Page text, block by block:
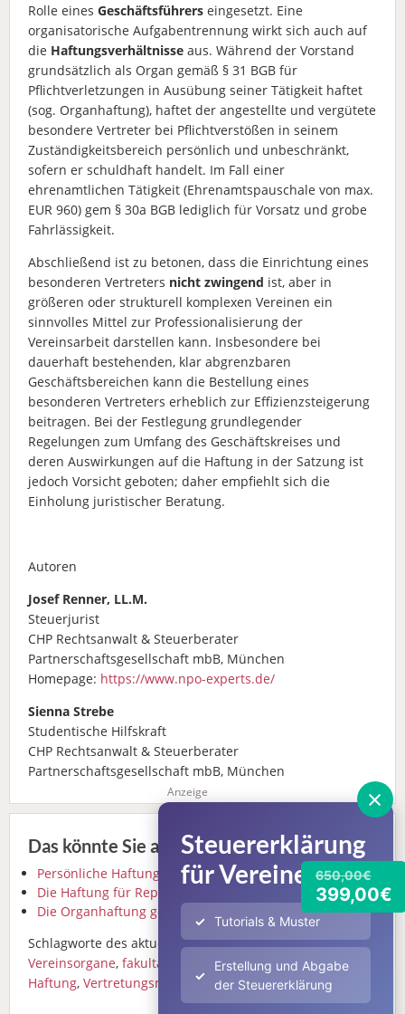
×
Anzeige
650,00€
399,00€
Steuererklärung
für Vereine
Tutorials & Muster
Erstellung und Abgabe
der Steuererklärung
Rolle eines Geschäftsführers eingesetzt. Eine
organisatorische Aufgabentrennung wirkt sich auch auf
die Haftungsverhältnisse aus. Während der Vorstand
grundsätzlich als Organ gemäß § 31 BGB für
Pflichtverletzungen in Ausübung seiner Tätigkeit haftet
(sog. Organhaftung), haftet der angestellte und vergütete
besondere Vertreter bei Pflichtverstößen in seinem
Zuständigkeitsbereich persönlich und unbeschränkt,
sofern er schuldhaft handelt. Im Fall einer
ehrenamtlichen Tätigkeit (Ehrenamtspauschale von max.
EUR 960) gem § 30a BGB lediglich für Vorsatz und grobe
Fahrlässigkeit.
Abschließend ist zu betonen, dass die Einrichtung eines
besonderen Vertreters nicht zwingend ist, aber in
größeren oder strukturell komplexen Vereinen ein
sinnvolles Mittel zur Professionalisierung der
Vereinsarbeit darstellen kann. Insbesondere bei
dauerhaft bestehenden, klar abgrenzbaren
Geschäftsbereichen kann die Bestellung eines
besonderen Vertreters erheblich zur Effizienzsteigerung
beitragen. Bei der Festlegung grundlegender
Regelungen zum Umfang des Geschäftskreises und
deren Auswirkungen auf die Haftung in der Satzung ist
jedoch Vorsicht geboten; daher empfiehlt sich die
Einholung juristischer Beratung.
Autoren
Josef Renner, LL.M.
Steuerjurist
CHP Rechtsanwalt & Steuerberater
Partnerschaftsgesellschaft mbB, München
Homepage: https://www.npo-experts.de/
Sienna Strebe
Studentische Hilfskraft
CHP Rechtsanwalt & Steuerberater
Partnerschaftsgesellschaft mbB, München
Das könnte Sie auch interessieren
Persönliche Haftung von Vereinsorganen
Die Haftung für Repräsentanten eines Vereins
Die Organhaftung gem. § 31 BGB
Schlagworte des aktuellen Beitrags:
Vereinsorgane, fakultatives Organ,Geschäftsführer,
Haftung, Vertretungsmacht